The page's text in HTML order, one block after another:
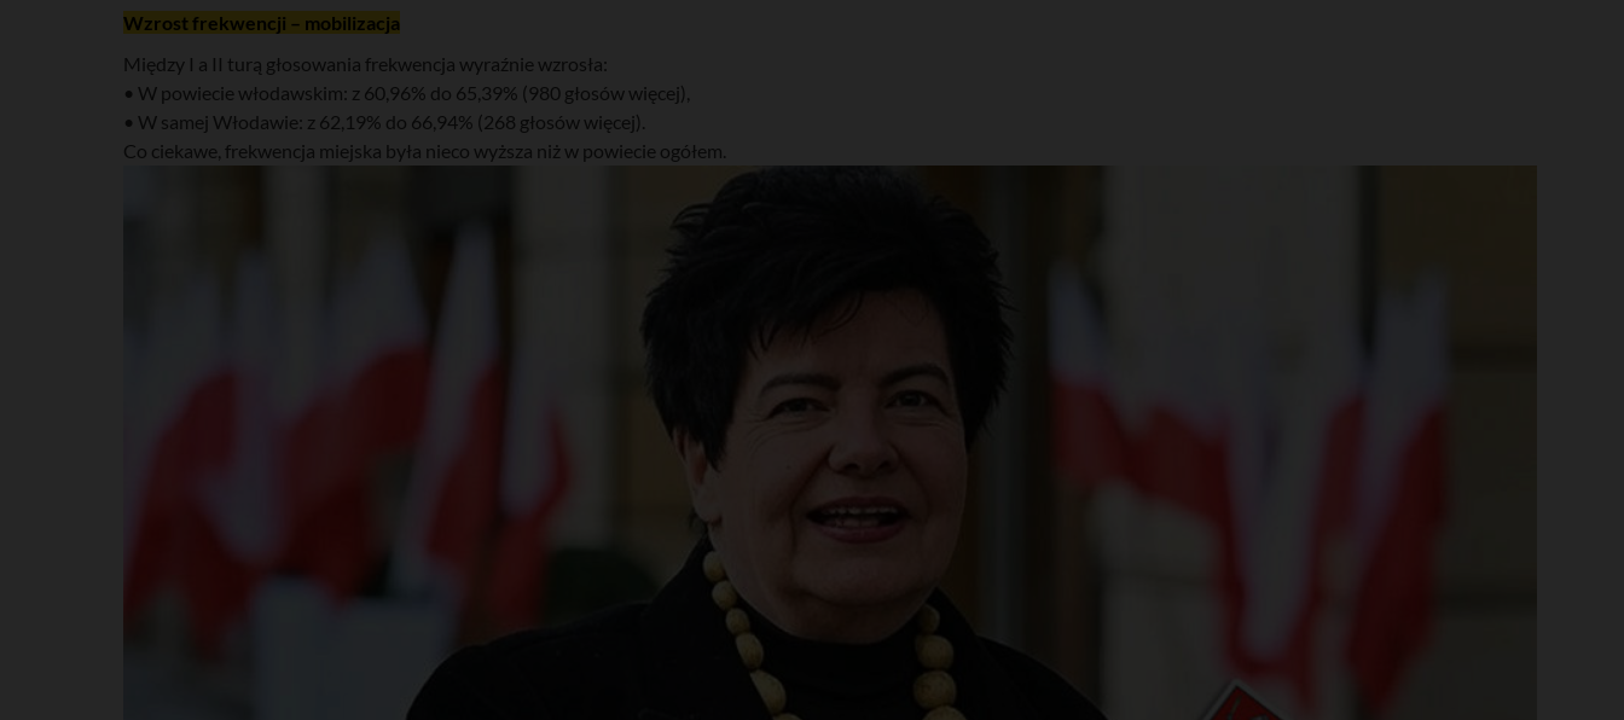
Wzrost frekwencji – mobilizacja
Między I a II turą głosowania frekwencja wyraźnie wzrosła:
• W powiecie włodawskim: z 60,96% do 65,39% (980 głosów więcej),
• W samej Włodawie: z 62,19% do 66,94% (268 głosów więcej).
Co ciekawe, frekwencja miejska była nieco wyższa niż w powiecie ogółem.